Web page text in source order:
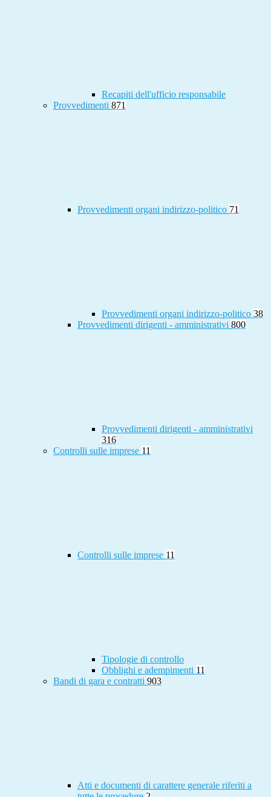
Recapiti dell'ufficio responsabile
Provvedimenti 871
Provvedimenti organi indirizzo-politico 71
Provvedimenti organi indirizzo-politico 38
Provvedimenti dirigenti - amministrativi 800
Provvedimenti dirigenti - amministrativi
316
Controlli sulle imprese 11
Controlli sulle imprese 11
Tipologie di controllo
Obblighi e adempimenti 11
Bandi di gara e contratti 903
Atti e documenti di carattere generale riferiti a